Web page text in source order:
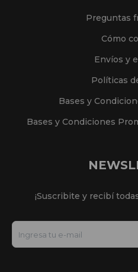
Preguntas
Cómo
Envíos y
Políticas
Bases y
Bases y Condiciones
¡Suscribite y recibí